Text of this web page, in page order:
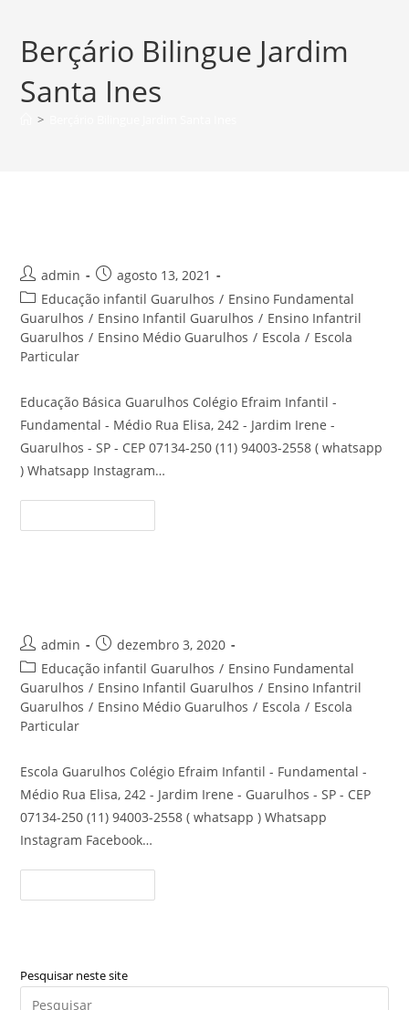
conteúdo
Berçário Bilingue Jardim
Santa Ines
>
Autor
do
post:
admin
Post
publicado:
agosto 13, 2021
Categoria
do
post:
Educação infantil Guarulhos / Ensino Fundamental
Guarulhos / Ensino Infantil Guarulhos / Ensino Infantril
Guarulhos / Ensino Médio Guarulhos / Escola / Escola
Particular
Educação Básica Guarulhos Colégio Efraim Infantil -
Fundamental - Médio Rua Elisa, 242 - Jardim Irene -
Guarulhos - SP - CEP 07134-250 (11) 94003-2558 ( whatsapp
) Whatsapp Instagram…
Básica
Autor
do
post:
admin
Post
publicado:
dezembro 3, 2020
Categoria
do
post:
Educação infantil Guarulhos / Ensino Fundamental
Guarulhos / Ensino Infantil Guarulhos / Ensino Infantril
Guarulhos / Ensino Médio Guarulhos / Escola / Escola
Particular
Escola Guarulhos Colégio Efraim Infantil - Fundamental -
Médio Rua Elisa, 242 - Jardim Irene - Guarulhos - SP - CEP
07134-250 (11) 94003-2558 ( whatsapp ) Whatsapp
Instagram Facebook…
Infantil
Pesquisar neste site